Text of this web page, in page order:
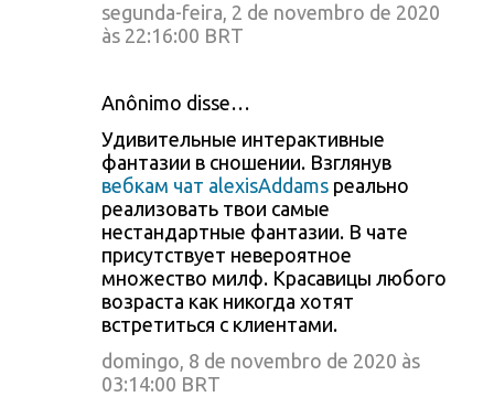
segunda-feira, 2 de novembro de 2020
às 22:16:00 BRT
Anônimo disse…
Удивительные интерактивные
фантазии в сношении. Взглянув
вебкам чат alexisAddams реально
реализовать твои самые
нестандартные фантазии. В чате
присутствует невероятное
множество милф. Красавицы любого
возраста как никогда хотят
встретиться с клиентами.
domingo, 8 de novembro de 2020 às
03:14:00 BRT